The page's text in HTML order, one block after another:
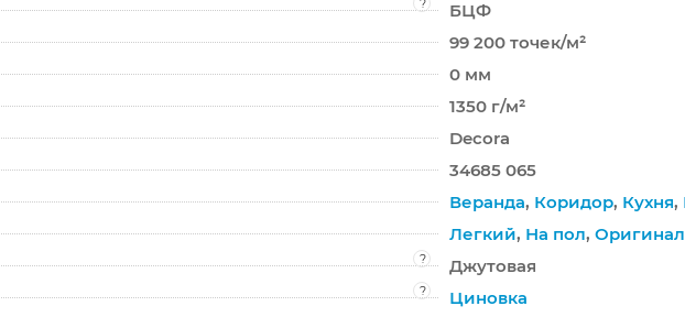
?
БЦФ
99 200 точек/м²
0 мм
1350 г/м²
Decora
34685 065
Веранда, Коридор, Кухня,
Легкий, На пол,
?
Джутовая
?
Циновка